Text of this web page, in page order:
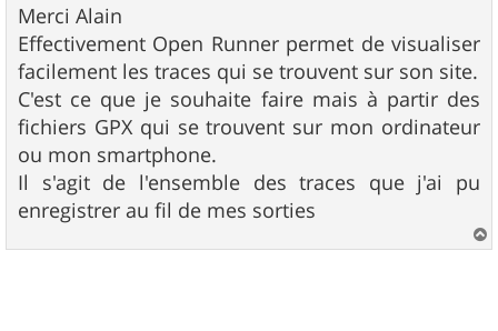
s
s
a
g
e
Merci Alain
Effectivement Open Runner permet de visualiser
facilement les traces qui se trouvent sur son site.
C'est ce que je souhaite faire mais à partir des
fichiers GPX qui se trouvent sur mon ordinateur
ou mon smartphone.
Il s'agit de l'ensemble des traces que j'ai pu
enregistrer au fil de mes sorties
a